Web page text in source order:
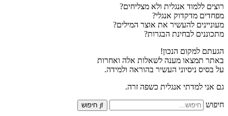
רוצים ללמוד אנגלית ולא מצליחים?
מפחדים מדקדוק אנגלי?
מעוניינים להעשיר את אוצר המילים?
מתכוננים לבחינת הבגרות?
הגעתם למקום הנכון!
באתר תמצאו מענה לשאלות אלה ואחרות
על בסיס ניסיוני העשיר בהוראה ולמידה.
גם אני למדתי אנגלית כשפה זרה.
חיפוש חיפוש